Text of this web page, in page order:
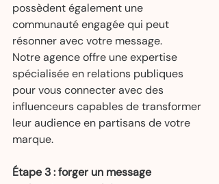
possèdent également une
communauté engagée qui peut
résonner avec votre message.
Notre agence offre une expertise
spécialisée en relations publiques
pour vous connecter avec des
influenceurs capables de transformer
leur audience en partisans de votre
marque.
Étape 3 : forger un message